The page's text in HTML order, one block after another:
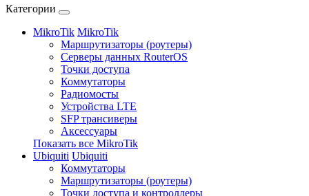
Категории
MikroTik MikroTik
Маршрутизаторы (роутеры)
Серверы данных RouterOS
Точки доступа
Коммутаторы
Радиомосты
Устройства LTE
SFP трансиверы
Аксессуары
Показать все MikroTik
Ubiquiti Ubiquiti
Коммутаторы
Маршрутизаторы (роутеры)
Точки доступа и контроллеры